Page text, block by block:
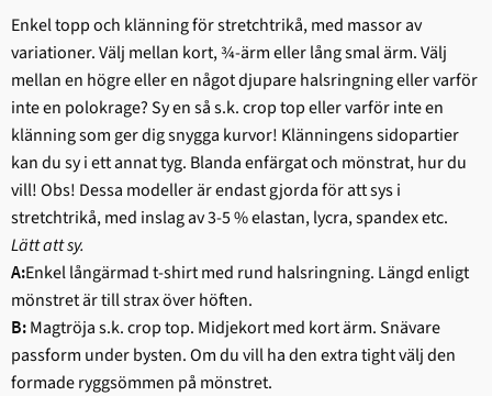
Enkel topp och klänning för stretchtrikå, med massor av
variationer. Välj mellan kort, ¾-ärm eller lång smal ärm. Välj
mellan en högre eller en något djupare halsringning eller varför
inte en polokrage? Sy en så s.k. crop top eller varför inte en
klänning som ger dig snygga kurvor! Klänningens sidopartier
kan du sy i ett annat tyg. Blanda enfärgat och mönstrat, hur du
vill! Obs! Dessa modeller är endast gjorda för att sys i
stretchtrikå, med inslag av 3-5 % elastan, lycra, spandex etc.
Lätt att sy.
A:Enkel långärmad t-shirt med rund halsringning. Längd enligt
mönstret är till strax över höften.
B:Magtröja s.k. crop top. Midjekort med kort ärm. Snävare
passform under bysten. Om du vill ha den extra tight välj den
formade ryggsömmen på mönstret.